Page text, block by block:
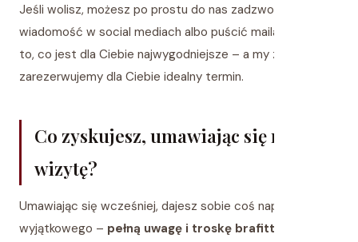
Jeśli wolisz, możesz po prostu do nas zadzwonić, napisać
wiadomość w social mediach albo puścić maila. Wybierz
to, co jest dla Ciebie najwygodniejsze – a my z radością
zarezerwujemy dla Ciebie idealny termin.
Co zyskujesz, umawiając się na
wizytę?
Umawiając się wcześniej, dajesz sobie coś naprawdę
wyjątkowego – pełną uwagę i troskę brafitterki